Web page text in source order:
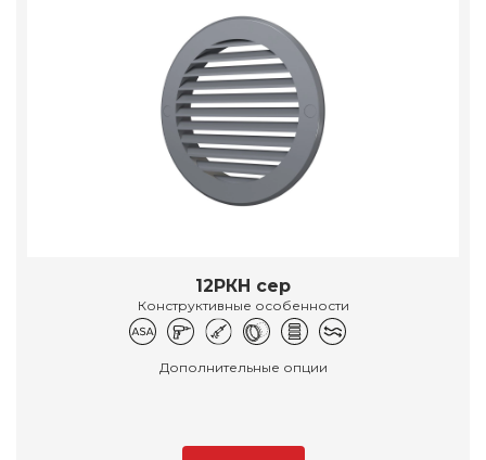
12РКН сер
Конструктивные особенности
Дополнительные опции